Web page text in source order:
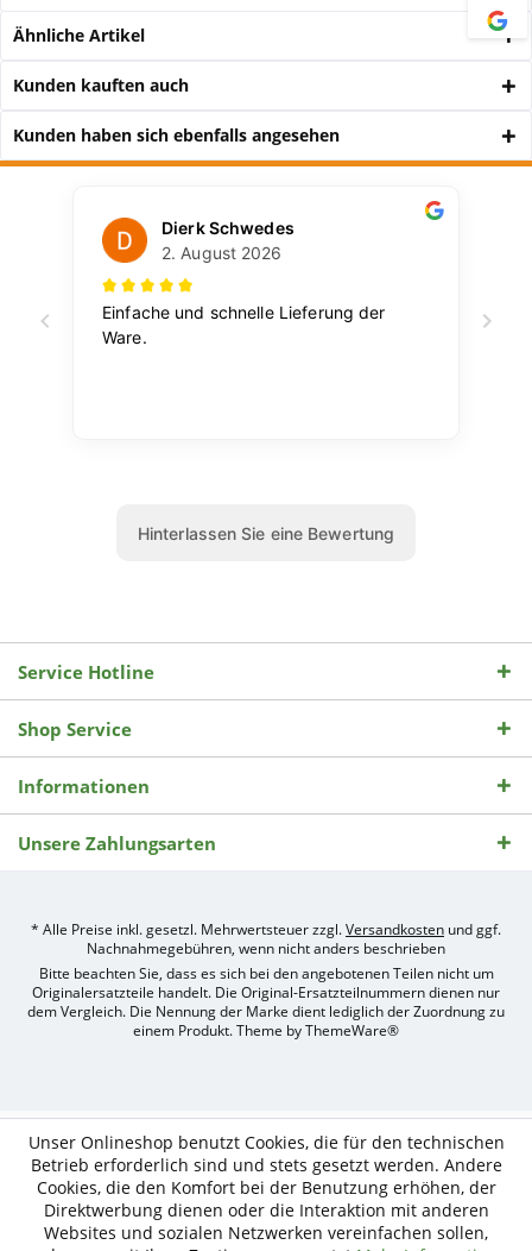
Ähnliche Artikel
Kunden kauften auch
Kunden haben sich ebenfalls angesehen
Service Hotline
Shop Service
Informationen
Unsere Zahlungsarten
* Alle Preise inkl. gesetzl. Mehrwertsteuer zzgl.Versandkosten und ggf.
Nachnahmegebühren, wenn nicht anders beschrieben
Bitte beachten Sie, dass es sich bei den angebotenen Teilen nicht um
Originalersatzteile handelt. Die Original-Ersatzteilnummern dienen nur
dem Vergleich. Die Nennung der Marke dient lediglich der Zuordnung zu
einem Produkt. Theme byThemeWare®
Shops
durch
nitio
mediasign,
Unser Onlineshop benutzt Cookies, die für den technischen
Betrieb erforderlich sind und stets gesetzt werden. Andere
Cookies, die den Komfort bei der Benutzung erhöhen, der
Direktwerbung dienen oder die Interaktion mit anderen
Websites und sozialen Netzwerken vereinfachen sollen,